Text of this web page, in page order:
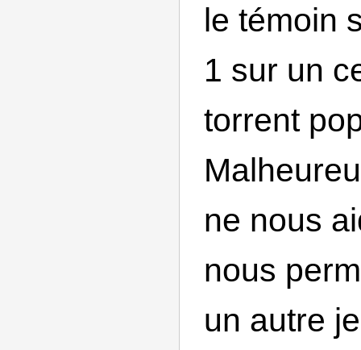
le témoin
1 sur un
torrent
ne nous
nous
un autre